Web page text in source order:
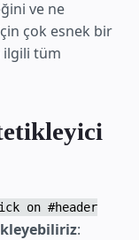
ve ne
çok esnek bir
tüm
on #header
: